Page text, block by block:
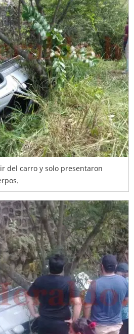
del carro y solo presentaron